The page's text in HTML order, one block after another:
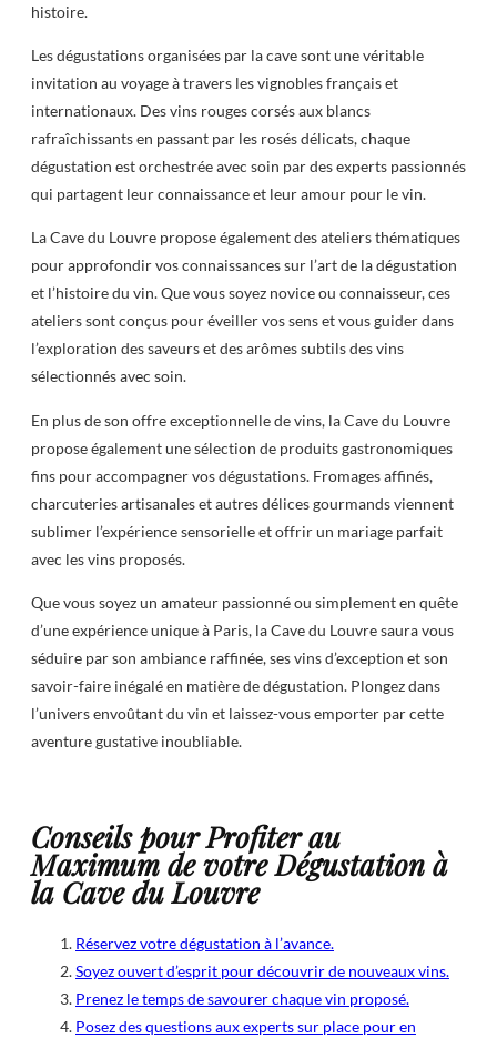
histoire.
Les dégustations organisées par la cave sont une véritable
invitation au voyage à travers les vignobles français et
internationaux. Des vins rouges corsés aux blancs
rafraîchissants en passant par les rosés délicats, chaque
dégustation est orchestrée avec soin par des experts passionnés
qui partagent leur connaissance et leur amour pour le vin.
La Cave du Louvre propose également des ateliers thématiques
pour approfondir vos connaissances sur l’art de la dégustation
et l’histoire du vin. Que vous soyez novice ou connaisseur, ces
ateliers sont conçus pour éveiller vos sens et vous guider dans
l’exploration des saveurs et des arômes subtils des vins
sélectionnés avec soin.
En plus de son offre exceptionnelle de vins, la Cave du Louvre
propose également une sélection de produits gastronomiques
fins pour accompagner vos dégustations. Fromages affinés,
charcuteries artisanales et autres délices gourmands viennent
sublimer l’expérience sensorielle et offrir un mariage parfait
avec les vins proposés.
Que vous soyez un amateur passionné ou simplement en quête
d’une expérience unique à Paris, la Cave du Louvre saura vous
séduire par son ambiance raffinée, ses vins d’exception et son
savoir-faire inégalé en matière de dégustation. Plongez dans
l’univers envoûtant du vin et laissez-vous emporter par cette
aventure gustative inoubliable.
Conseils pour Profiter au
Maximum de votre Dégustation à
la Cave du Louvre
Réservez votre dégustation à l’avance.
Soyez ouvert d’esprit pour découvrir de nouveaux vins.
Prenez le temps de savourer chaque vin proposé.
Posez des questions aux experts sur place pour en